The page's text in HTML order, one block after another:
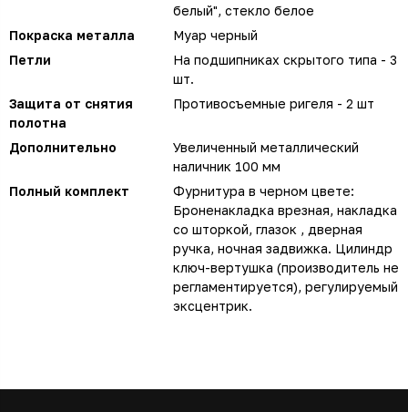
белый", стекло белое
Покраска металла
Муар черный
Петли
На подшипниках скрытого типа - 3
шт.
Защита от снятия
полотна
Противосъемные ригеля - 2 шт
Дополнительно
Увеличенный металлический
наличник 100 мм
Полный комплект
Фурнитура в черном цвете:
Броненакладка врезная, накладка
со шторкой, глазок , дверная
ручка, ночная задвижка. Цилиндр
ключ-вертушка (производитель не
регламентируется), регулируемый
эксцентрик.